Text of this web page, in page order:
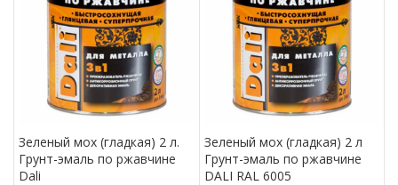
Зеленый мох (гладкая) 2 л.
Грунт-эмаль по ржавчине
Dali
Зеленый мох (гладкая) 2 л
Грунт-эмаль по ржавчине
DALI RAL 6005